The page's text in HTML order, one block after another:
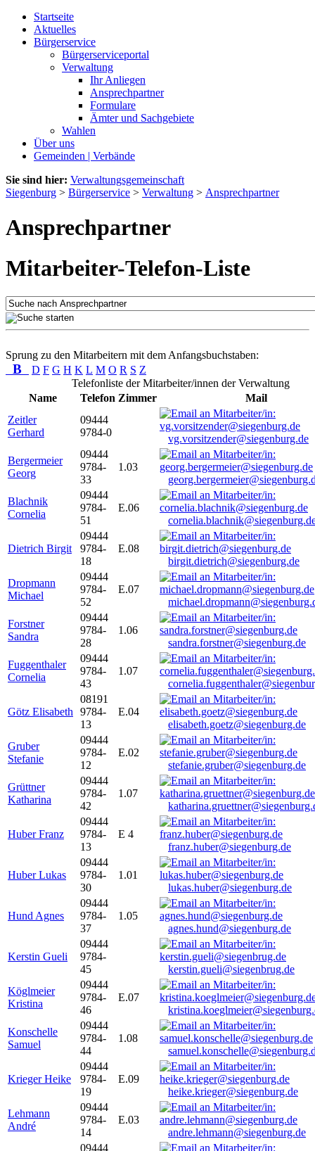
Startseite
Aktuelles
Bürgerservice
Bürgerserviceportal
Verwaltung
Ihr Anliegen
Ansprechpartner
Formulare
Ämter und Sachgebiete
Wahlen
Über uns
Gemeinden | Verbände
Sie sind hier: Verwaltungsgemeinschaft
Siegenburg > Bürgerservice > Verwaltung > Ansprechpartner
Ansprechpartner
Mitarbeiter-Telefon-Liste
Sprung zu den Mitarbeitern mit dem Anfangsbuchstaben:
B D F G H K L M O R S Z
Telefonliste der Mitarbeiter/innen der Verwaltung
Name
Telefon Zimmer
Mail
Zeitler
Gerhard
09444
9784-0
vg.vorsitzender@siegenburg.de
Bergermeier
Georg
09444
9784-
33
1.03
Blachnik
Cornelia
09444
9784-
51
E.06
Dietrich Birgit
09444
9784-
18
E.08
birgit.dietrich@siegenburg.de
Dropmann
Michael
09444
9784-
52
E.07
Forstner
Sandra
09444
9784-
28
1.06
sandra.forstner@siegenburg.de
Fuggenthaler
Cornelia
09444
9784-
43
1.07
Götz Elisabeth
08191
9784-
13
E.04
elisabeth.goetz@siegenburg.de
Gruber
Stefanie
09444
9784-
12
E.02
stefanie.gruber@siegenburg.de
Grüttner
Katharina
09444
9784-
42
1.07
Huber Franz
09444
9784-
13
E 4
franz.huber@siegenburg.de
Huber Lukas
09444
9784-
30
1.01
lukas.huber@siegenburg.de
Hund Agnes
09444
9784-
37
1.05
agnes.hund@siegenburg.de
Kerstin Gueli
09444
9784-
45
kerstin.gueli@siegenbrug.de
Köglmeier
Kristina
09444
9784-
46
E.07
Konschelle
Samuel
09444
9784-
44
1.08
Krieger Heike
09444
9784-
19
E.09
heike.krieger@siegenburg.de
Lehmann
André
09444
9784-
14
E.03
andre.lehmann@siegenburg.de
09444